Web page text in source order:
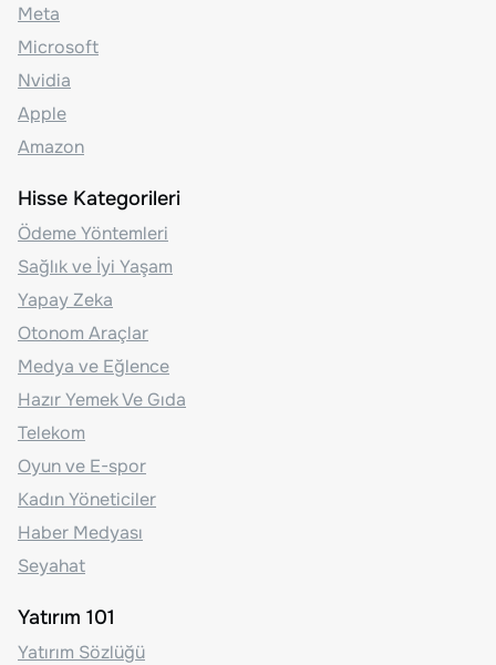
Meta
Microsoft
Nvidia
Apple
Amazon
Hisse Kategorileri
Ödeme Yöntemleri
Sağlık ve İyi Yaşam
Yapay Zeka
Otonom Araçlar
Medya ve Eğlence
Hazır Yemek Ve Gıda
Telekom
Oyun ve E-spor
Kadın Yöneticiler
Haber Medyası
Seyahat
Yatırım 101
Yatırım Sözlüğü